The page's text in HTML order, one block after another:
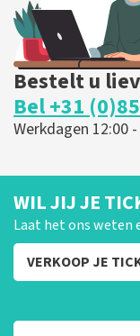
Bestelt u
Bel +31
Werkdagen 12:00
WIL JIJ JE
Laat het ons weten
VERKOOP JE